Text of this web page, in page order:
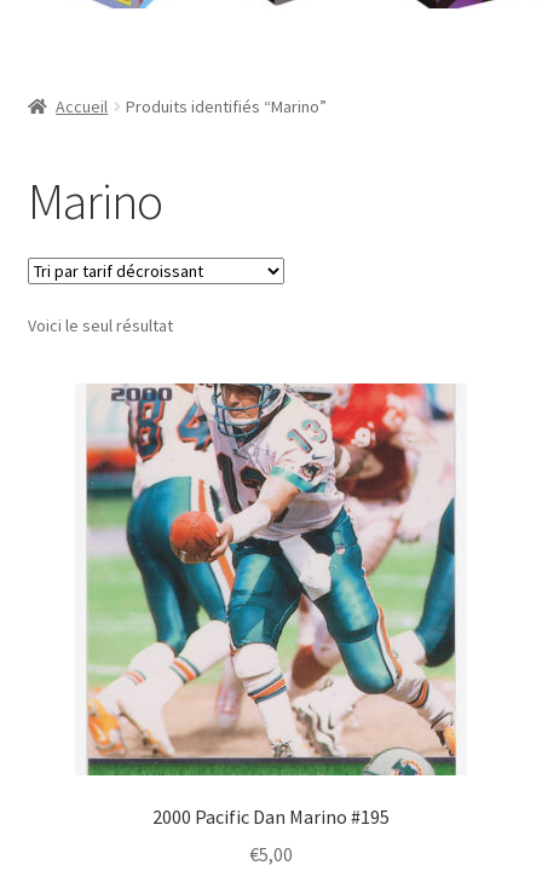
Mon compte
Panier
Validation de la commande
Accueil Produits identifiés “Marino”
Marino
Voici le seul résultat
2000 Pacific Dan Marino #195
€5,00